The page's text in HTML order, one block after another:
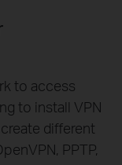
to access
to install VPN
different
PPTP,